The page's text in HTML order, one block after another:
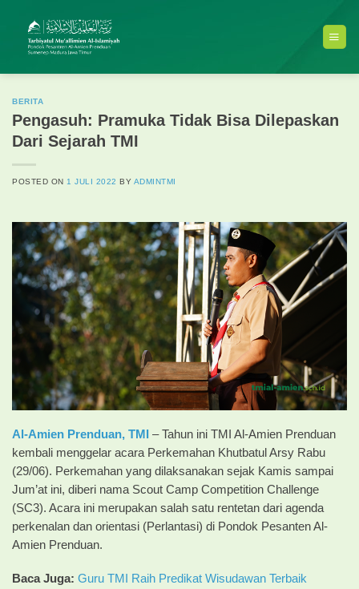
content
BERITA
Pengasuh: Pramuka Tidak Bisa Dilepaskan
Dari Sejarah TMI
POSTED ON 1 JULI 2022 BY ADMINTMI
Al-Amien Prenduan, TMI
– Tahun ini TMI Al-Amien Prenduan
kembali menggelar acara Perkemahan Khutbatul Arsy Rabu
(29/06). Perkemahan yang dilaksanakan sejak Kamis sampai
Jum’at ini, diberi nama Scout Camp Competition Challenge
(SC3). Acara ini merupakan salah satu rentetan dari agenda
perkenalan dan orientasi (Perlantasi) di Pondok Pesanten Al-
Amien Prenduan.
Baca Juga: Guru TMI Raih Predikat Wisudawan Terbaik